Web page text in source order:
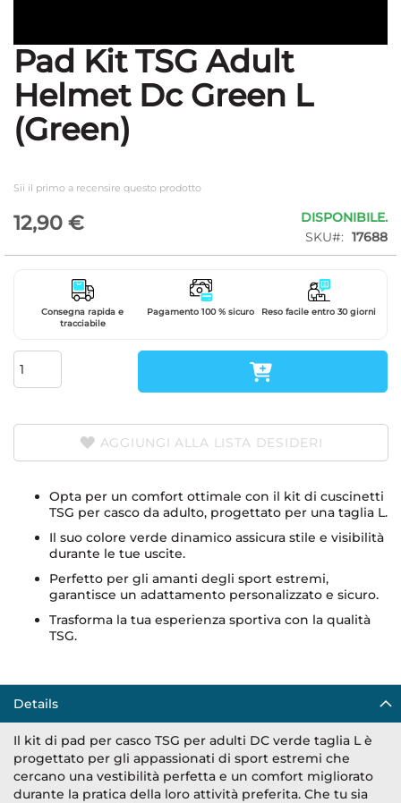
Vai
all'inizio
della
galleria
di
immagini
Pad Kit TSG Adult
Helmet Dc Green L
(Green)
Sii il primo a recensire questo prodotto
12,90 €
DISPONIBILE.
SKU
17688
Consegna rapida e
tracciabile
Pagamento 100 % sicuro Reso facile entro 30 giorni
AGGIUNGI ALLA LISTA DESIDERI
Opta per un comfort ottimale con il kit di cuscinetti
TSG per casco da adulto, progettato per una taglia L.
Il suo colore verde dinamico assicura stile e visibilità
durante le tue uscite.
Perfetto per gli amanti degli sport estremi,
garantisce un adattamento personalizzato e sicuro.
Trasforma la tua esperienza sportiva con la qualità
TSG.
Details
Il kit di pad per casco TSG per adulti DC verde taglia L è
progettato per gli appassionati di sport estremi che
cercano una vestibilità perfetta e un comfort migliorato
durante la pratica della loro attività preferita. Che tu sia